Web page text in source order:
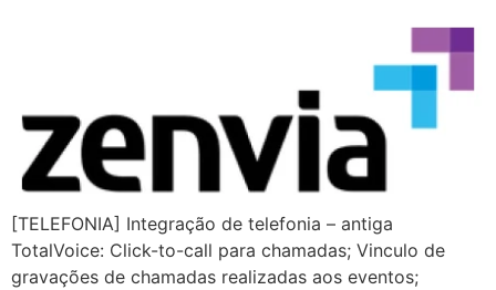
[TELEFONIA] Integração de telefonia – antiga
TotalVoice: Click-to-call para chamadas; Vinculo de
gravações de chamadas realizadas aos eventos;